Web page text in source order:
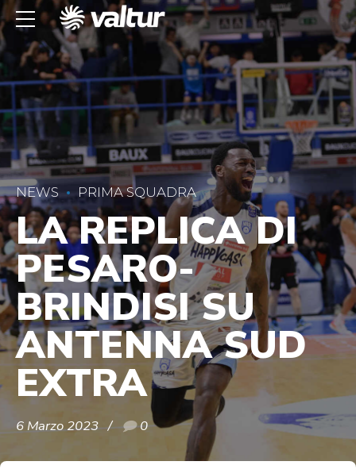
NEWS PRIMA SQUADRA
LA REPLICA DI
PESARO-
BRINDISI SU
ANTENNA SUD
EXTRA
6 Marzo 2023 0